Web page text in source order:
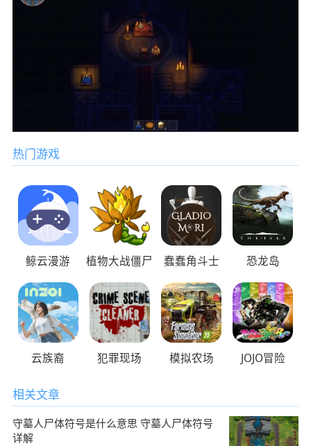
热门游戏
鲸云漫游 植物大战僵尸 蠢蠢角斗士 恐龙岛
云族裔 犯罪现场 模拟农场 JOJO冒险
相关文章
守墓人尸体符号是什么意思 守墓人尸体符号
详解